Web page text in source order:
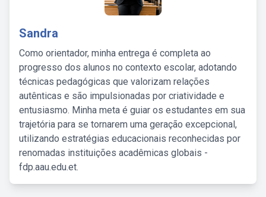
Sandra
Como orientador, minha entrega é completa ao
progresso dos alunos no contexto escolar, adotando
técnicas pedagógicas que valorizam relações
autênticas e são impulsionadas por criatividade e
entusiasmo. Minha meta é guiar os estudantes em sua
trajetória para se tornarem uma geração excepcional,
utilizando estratégias educacionais reconhecidas por
renomadas instituições acadêmicas globais -
fdp.aau.edu.et.